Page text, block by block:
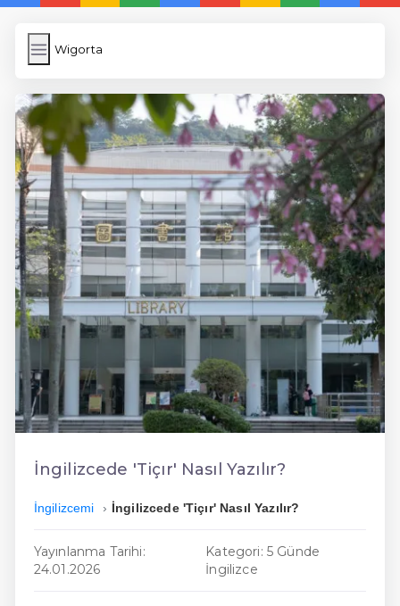
Wigorta
Wigorta
Képfeltöltés
Wordpress Cache
Anasayfa
5 Günde İngilizce
İngilizce
Dil Eğitimi
En Kolay İngilizce
En Ucuz İngilizce
En Uygun İngilizce
Hızlı İngilizce
İngilizcede 'Tiçır' Nasıl Yazılır?
İngilizcemi İngilizcede 'Tiçır' Nasıl Yazılır?
Yayınlanma Tarihi:
24.01.2026
Kategori: 5 Günde
İngilizce